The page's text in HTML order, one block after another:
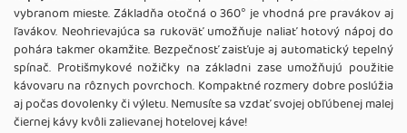
vybranom mieste. Základňa otočná o 360° je vhodná pre pravákov aj
ľavákov. Neohrievajúca sa rukoväť umožňuje naliať hotový nápoj do
pohára takmer okamžite. Bezpečnosť zaisťuje aj automatický tepelný
spínač. Protišmykové nožičky na základni zase umožňujú použitie
kávovaru na rôznych povrchoch. Kompaktné rozmery dobre poslúžia
aj počas dovolenky či výletu. Nemusíte sa vzdať svojej obľúbenej malej
čiernej kávy kvôli zalievanej hotelovej káve!